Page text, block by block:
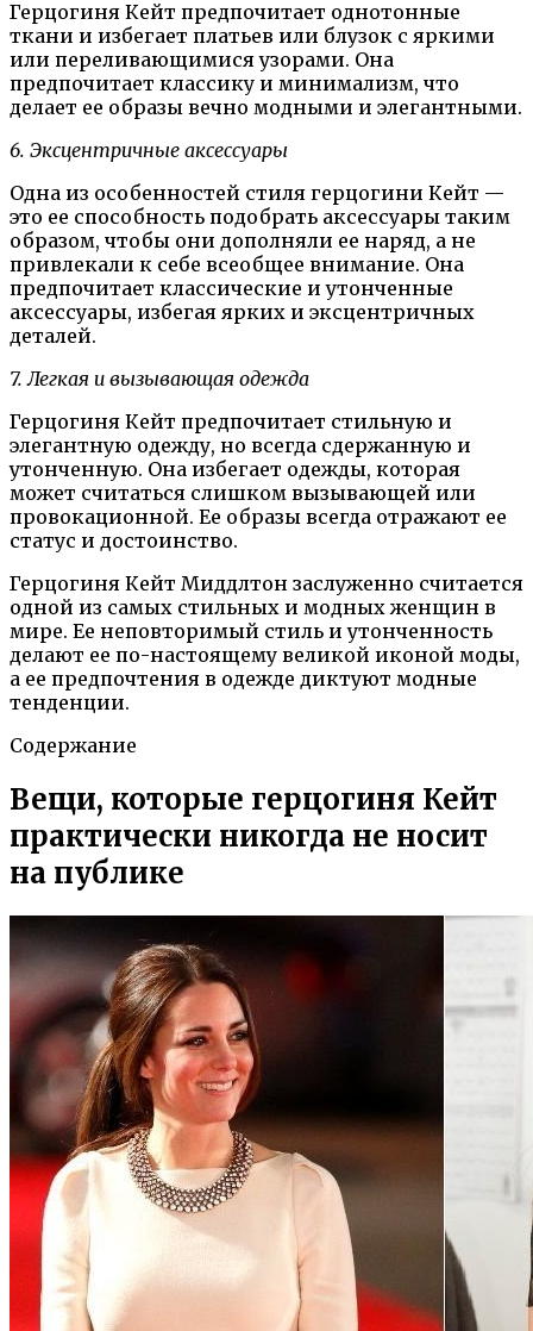
Герцогиня Кейт предпочитает однотонные
ткани и избегает платьев или блузок с яркими
или переливающимися узорами. Она
предпочитает классику и минимализм, что
делает ее образы вечно модными и элегантными.
6. Эксцентричные аксессуары
Одна из особенностей стиля герцогини Кейт —
это ее способность подобрать аксессуары таким
образом, чтобы они дополняли ее наряд, а не
привлекали к себе всеобщее внимание. Она
предпочитает классические и утонченные
аксессуары, избегая ярких и эксцентричных
деталей.
7. Легкая и вызывающая одежда
Герцогиня Кейт предпочитает стильную и
элегантную одежду, но всегда сдержанную и
утонченную. Она избегает одежды, которая
может считаться слишком вызывающей или
провокационной. Ее образы всегда отражают ее
статус и достоинство.
Герцогиня Кейт Миддлтон заслуженно считается
одной из самых стильных и модных женщин в
мире. Ее неповторимый стиль и утонченность
делают ее по-настоящему великой иконой моды,
а ее предпочтения в одежде диктуют модные
тенденции.
Содержание
Вещи, которые герцогиня Кейт
практически никогда не носит
на публике